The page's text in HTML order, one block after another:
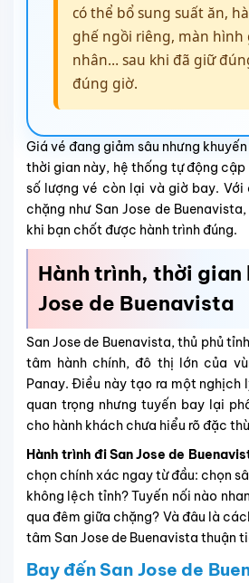
có thể bổ sung suất ăn,
ghế ngồi riêng, màn hình
nhân… sau khi đã giữ
đúng giờ.
Giá vé đang giảm sâu nhưng
thời gian này, hệ thống tự động
số lượng vé còn lại và giờ bay. Với
chặng như San Jose de
khi bạn chốt được hành trình đúng.
Hành trình, thời gian
Jose de Buenavista
San Jose de Buenavista, thủ phủ
tâm hành chính, đô thị lớn của
Panay. Điều này tạo ra một nghịch
quan trọng nhưng tuyến bay lại
cho hành khách chưa hiểu rõ đặc
Hành trình đi San Jose de
chọn chính xác ngay từ đầu: chọn
không lệch tỉnh? Tuyến nối nào
qua đêm giữa chặng? Và đâu là
tâm San Jose de Buenavista thuận
Bay đến San Jose de